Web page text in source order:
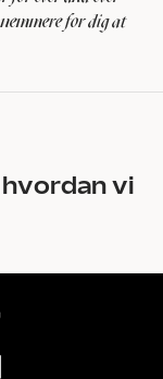
for dig at
vi